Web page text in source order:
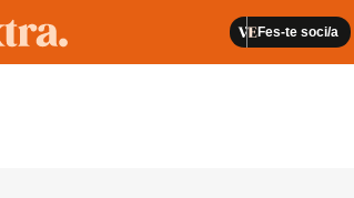
Fes-te soci/a